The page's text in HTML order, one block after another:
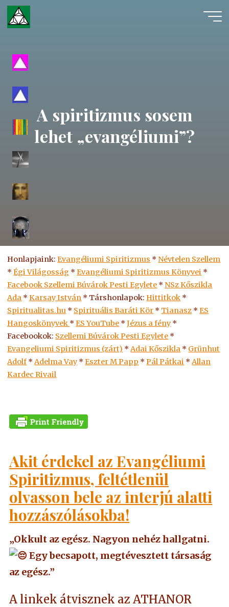
Skip
content
A spiritizmus sosem
lehet „evangéliumi”?
Honlapjaink:Evangéliumi Spiritizmus * Névtelen Szellem
*Égi Világosság *Evangéliumi Spiritizmus Könyvei *
Facebook Szellemi Búvárok Pesti Egylete * NSz Kőszikla
Ada *Karsay István * Társhonlapok:Hittitkok *
Spiritualitas.hu * Spirituális Baráti Kör * Tianasz *ES
Hangoskönyvek *ESYouTube *Jézus a fény *
Facebookok: Szellemi Búvárok Pesti Egylete *
Evangeliumi Spiritizmus (zárt) *Adai Kőszikla * Grünhut
Adolf *Adelma Vay *Eszter M Papp *Pál Pátkai *Allan
Kardec Rivail
Akit érdekel az Evangéliumi
Spiritizmus, feltétlenül
olvasson bele az interjú alatti
hozzászólásokba!
„Okkult az egész. Nagyon nehéz hallgatni.
Egy becsapott, megtévesztett társaság
az egész.”
A linkek átvisznek az ATHANOR